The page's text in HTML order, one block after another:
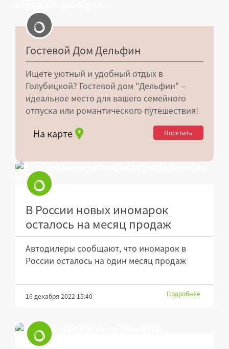
Гостевой Дом Дельфин
Ищете уютный и удобный отдых в
Голубицкой? Гостевой дом "Дельфин" –
идеальное место для вашего семейного
отпуска или романтического путешествия!
На карте Посетить
В России новых иномарок
осталось на месяц продаж
Автодилеры сообщают, что иномарок в
России осталось на один месяц продаж
16 декабря 2022 15:40 Подробнее